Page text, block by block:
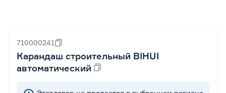
710000241
Карандаш строительный BIHUI
автоматический